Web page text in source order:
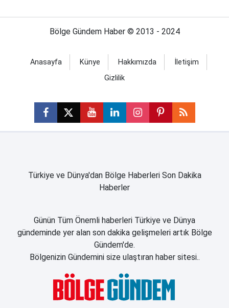
Bölge Gündem Haber © 2013 - 2024
Anasayfa Künye Hakkımızda
İletişim
Gizlilik
Türkiye ve Dünya'dan Bölge Haberleri Son Dakika
Haberler
Günün Tüm Önemli haberleri Türkiye ve Dünya
gündeminde yer alan son dakika gelişmeleri artık Bölge
Gündem'de.
Bölgenizin Gündemini size ulaştıran haber sitesi..